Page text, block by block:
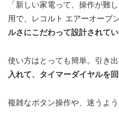
「新しい家電って、操作が難
用で、レコルト エアーオーブ
ルさにこだわって設計されて
使い方はとっても簡単。引き
入れて、タイマーダイヤルを
複雑なボタン操作や、迷うよ